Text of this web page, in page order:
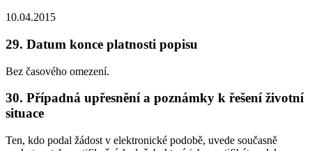
10.04.2015
29. Datum konce platnosti popisu
Bez časového omezení.
30. Případná upřesnění a poznámky k řešení životní
situace
Ten, kdo podal žádost v elektronické podobě, uvede současně